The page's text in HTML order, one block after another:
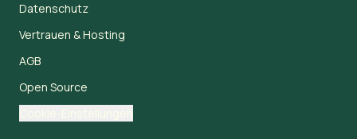
Datenschutz
Vertrauen & Hosting
AGB
Open Source